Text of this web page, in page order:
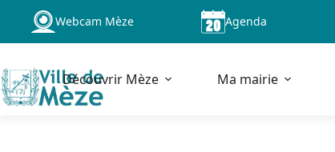
Passer
contenu
Webcam Mèze Agenda
Découvrir Mèze Ma mairie